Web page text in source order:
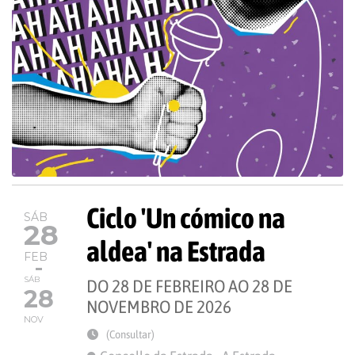
SÁB
28
FEB
SÁB
28
NOV
Ciclo 'Un cómico na
aldea' na Estrada
DO 28 DE FEBREIRO AO 28 DE
NOVEMBRO DE 2026
(Consultar)